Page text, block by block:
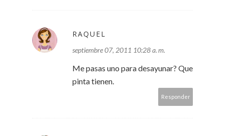
RAQUEL
septiembre 07, 2011 10:28 a. m.
Me pasas uno para desayunar? Que
pinta tienen.
Responder